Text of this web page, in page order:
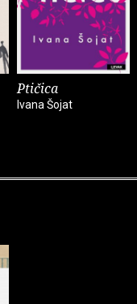
Ptičica
Ivana Šojat